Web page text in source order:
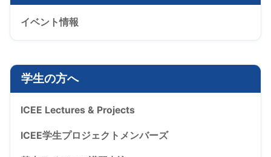
イベント情報
学生の方へ
ICEE Lectures & Projects
ICEE学生プロジェクトメンバーズ